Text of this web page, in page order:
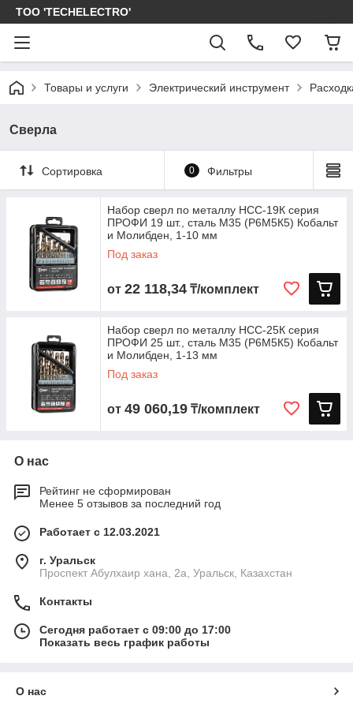
ТОО 'TECHELECTRO'
Товары и услуги Электрический инструмент
Сверла
Сортировка 0 Фильтры
Набор сверл по металлу НСС-19К серия
ПРОФИ 19 шт., сталь М35 (Р6М5К5) Кобальт
и Молибден, 1-10 мм
Под заказ
от 22 118,34 ₸/комплект
Набор сверл по металлу НСС-25К серия
ПРОФИ 25 шт., сталь М35 (Р6М5К5) Кобальт
и Молибден, 1-13 мм
Под заказ
от 49 060,19 ₸/комплект
О нас
Рейтинг не сформирован
Менее 5 отзывов за последний год
Работает с 12.03.2021
г. Уральск
Проспект Абулхаир хана, 2а, Уральск, Казахстан
Контакты
Сегодня работает с 09:00 до 17:00
Показать весь график работы
О нас